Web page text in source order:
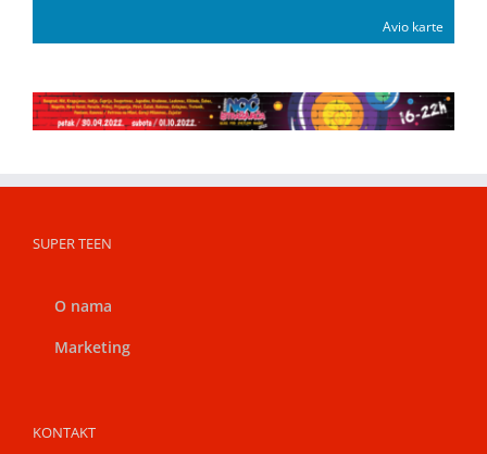
Avio karte
SUPER TEEN
O nama
Marketing
KONTAKT